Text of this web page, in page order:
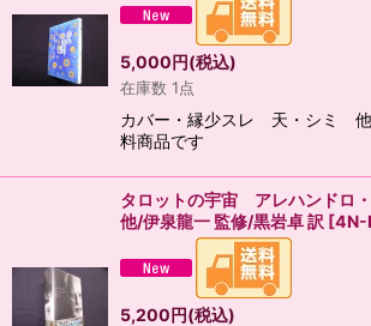
5,000円(税込)
在庫数 1点
カバー・縁少スレ 天・シミ
料商品です
タロットの宇宙 アレハンドロ
他/伊泉龍一 監修/黒岩卓 訳 [4N-
5,200円(税込)